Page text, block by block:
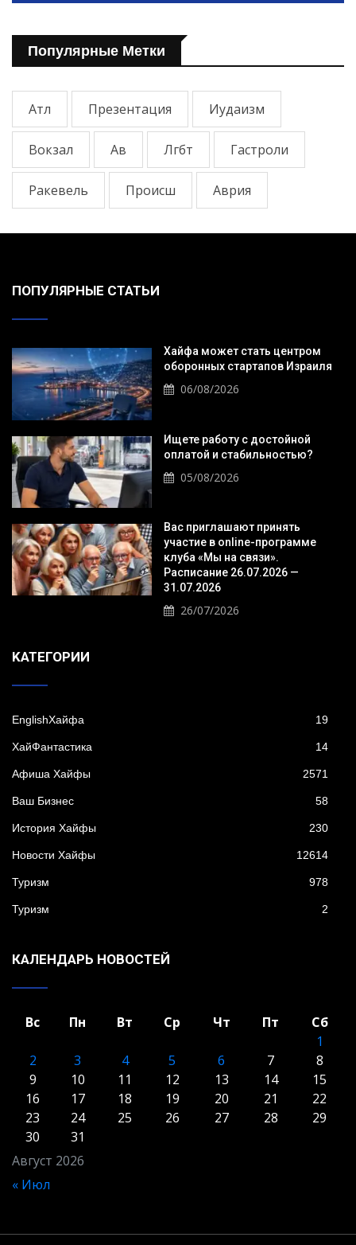
Популярные Метки
Атл Презентация Иудаизм
Вокзал Ав Лгбт Гастроли
Ракевель Происш Аврия
ПОПУЛЯРНЫЕ СТАТЬИ
Хайфа может стать центром
оборонных стартапов Израиля
06/08/2026
Ищете работу с достойной
оплатой и стабильностью?
05/08/2026
Вас приглашают принять
участие в online-программе
клуба «Мы на связи».
Расписание 26.07.2026 —
31.07.2026
26/07/2026
KАТЕГОРИИ
EnglishХайфа 19
XайФантастика 14
Афиша Хайфы 2571
Ваш Бизнес 58
История Хайфы 230
Новости Хайфы 12614
Туризм 978
Туризм 2
КАЛЕНДАРЬ НОВОСТЕЙ
Август 2026
Вс Пн Вт Ср Чт Пт
Сб
1
2
3 4 5 6 7
8
9
10 11 12 13 14
15
16
17 18 19 20 21
22
23
24 25 26 27 28
29
30
31
« Июл